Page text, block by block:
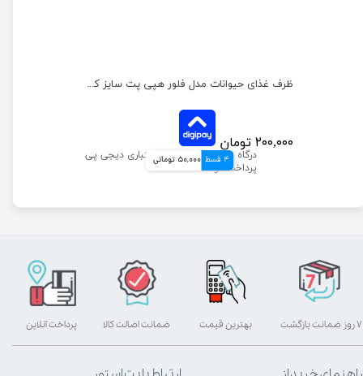
ظرف غذای حیوانات مدل فلور هپی پت سایز کوچک
۲۰۰,۰۰۰ تومان
4 قسط 50,000 تومانی
بهترین قیمت پرداخت آنلاین ۷ روز ضمانت بازگشت ضمانت اصالت کالا